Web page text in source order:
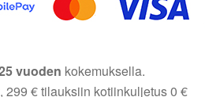
vuoden kokemuksella.
299 € tilauksiin kotiinkuljetus 0 €